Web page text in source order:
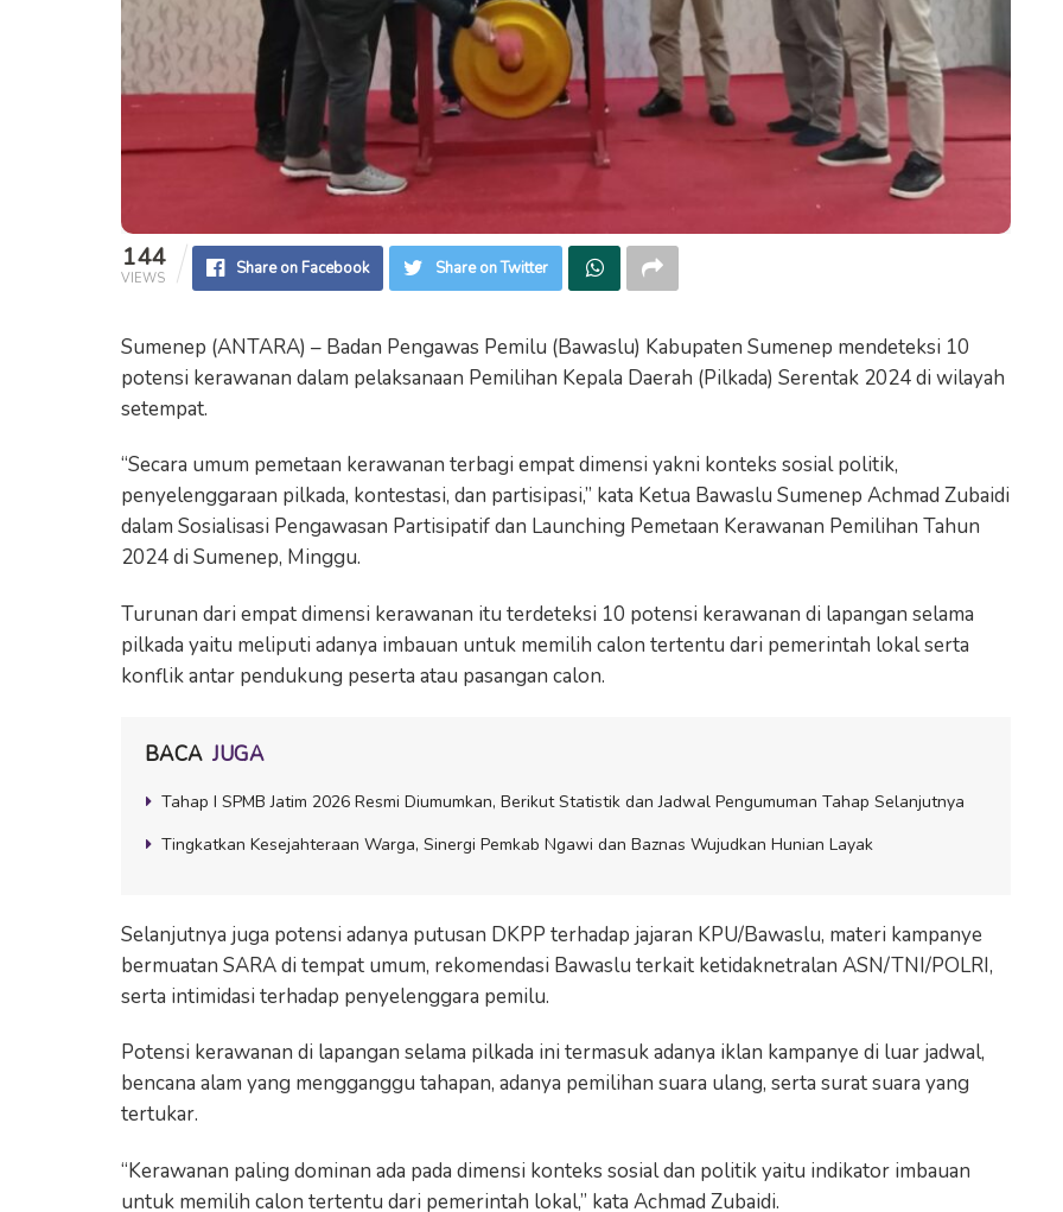
144
VIEWS Share on Facebook Share on Twitter
Sumenep (ANTARA) – Badan Pengawas Pemilu (Bawaslu) Kabupaten Sumenep mendeteksi 10
potensi kerawanan dalam pelaksanaan Pemilihan Kepala Daerah (Pilkada) Serentak 2024 di wilayah
setempat.
“Secara umum pemetaan kerawanan terbagi empat dimensi yakni konteks sosial politik,
penyelenggaraan pilkada, kontestasi, dan partisipasi,” kata Ketua Bawaslu Sumenep Achmad Zubaidi
dalam Sosialisasi Pengawasan Partisipatif dan Launching Pemetaan Kerawanan Pemilihan Tahun
2024 di Sumenep, Minggu.
Turunan dari empat dimensi kerawanan itu terdeteksi 10 potensi kerawanan di lapangan selama
pilkada yaitu meliputi adanya imbauan untuk memilih calon tertentu dari pemerintah lokal serta
konflik antar pendukung peserta atau pasangan calon.
BACA JUGA
Tahap I SPMB Jatim 2026 Resmi Diumumkan, Berikut Statistik dan Jadwal Pengumuman Tahap Selanjutnya
Tingkatkan Kesejahteraan Warga, Sinergi Pemkab Ngawi dan Baznas Wujudkan Hunian Layak
Selanjutnya juga potensi adanya putusan DKPP terhadap jajaran KPU/Bawaslu, materi kampanye
bermuatan SARA di tempat umum, rekomendasi Bawaslu terkait ketidaknetralan ASN/TNI/POLRI,
serta intimidasi terhadap penyelenggara pemilu.
Potensi kerawanan di lapangan selama pilkada ini termasuk adanya iklan kampanye di luar jadwal,
bencana alam yang mengganggu tahapan, adanya pemilihan suara ulang, serta surat suara yang
tertukar.
“Kerawanan paling dominan ada pada dimensi konteks sosial dan politik yaitu indikator imbauan
untuk memilih calon tertentu dari pemerintah lokal,” kata Achmad Zubaidi.